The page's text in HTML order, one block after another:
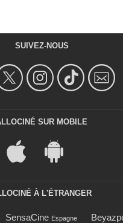
SUIVEZ-NOUS
SUR MOBILE
À L'ÉTRANGER
SensaCine Espagne